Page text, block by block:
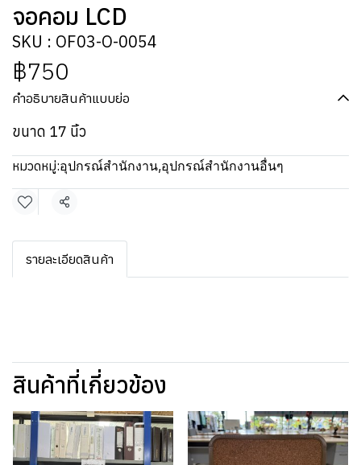
จอคอม LCD
SKU : OF03-O-0054
฿750
คำอธิบายสินค้าแบบย่อ
ขนาด 17 นิ้ว
หมวดหมู่:อุปกรณ์สำนักงาน,อุปกรณ์สำนักงานอื่นๆ
แชร์
รายละเอียดสินค้า
สินค้าที่เกี่ยวข้อง